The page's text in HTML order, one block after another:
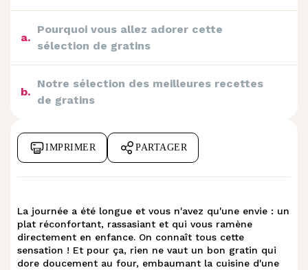
a.
Pourquoi vous allez adorer cette
sélection de gratins
b.
Notre sélection des meilleures recettes
de gratins
IMPRIMER PARTAGER
La journée a été longue et vous n'avez qu'une envie : un
plat réconfortant, rassasiant et qui vous ramène
directement en enfance. On connaît tous cette
sensation ! Et pour ça, rien ne vaut un bon gratin qui
dore doucement au four, embaumant la cuisine d'une